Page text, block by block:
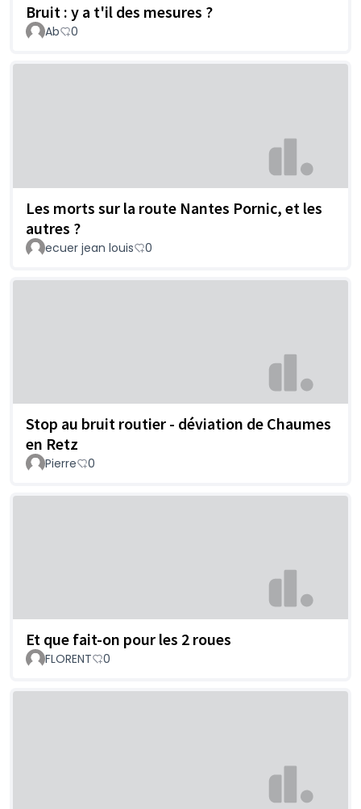
Bruit : y a t'il des mesures ?
Ab 0
Les morts sur la route Nantes Pornic, et les
autres ?
ecuer jean louis 0
Stop au bruit routier - déviation de Chaumes
en Retz
Pierre 0
Et que fait-on pour les 2 roues
FLORENT 0